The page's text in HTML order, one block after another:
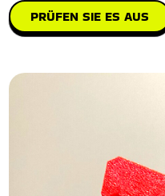
PRÜFEN SIE ES AUS